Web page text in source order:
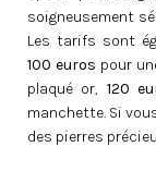
soigneusement
Les tarifs sont
100 euros pour
plaqué or, 120
manchette. Si
des pierres